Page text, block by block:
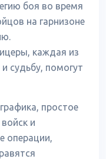
боя во время
на гарнизоне
каждая из
судьбу, помогут
простое
и
операции,